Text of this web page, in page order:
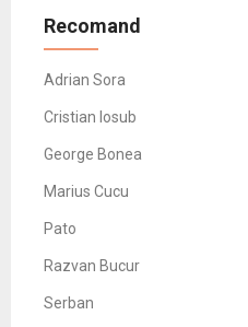
Recomand
Adrian Sora
Cristian Iosub
George Bonea
Marius Cucu
Pato
Razvan Bucur
Serban